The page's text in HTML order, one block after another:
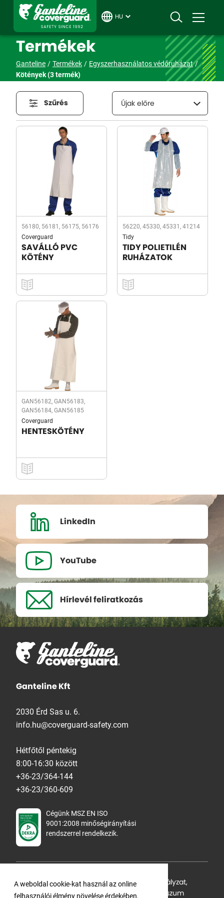
A weboldal cookie-kat használ az online
felhasználói élmény növelése érdekében.
HU
Termékek
Ganteline Termékek
Egyszerhasználatos védőruházat
Kötények(3 termék)
Szűrés Újak előre
56180, 56181, 56175, 56176
Coverguard
SAVÁLLÓ PVC
KÖTÉNY
56220, 45330, 45331, 41214
Tidy
TIDY POLIETILÉN
RUHÁZATOK
GAN56182, GAN56183,
GAN56184, GAN56185
Coverguard
HENTESKÖTÉNY
LinkedIn
YouTube
Hírlevél feliratkozás
Ganteline Kft
2030 Érd Sas u. 6.
info.hu@coverguard-safety.com
Hétfőtől péntekig
8:00-16:30 között
+36-23/364-144
+36-23/360-609
Cégünk MSZ EN ISO
9001:2008 minőségirányítási
rendszerrel rendelkezik.
Adatvédelmi tájékoztató,Cookie Szabályzat,
Felhasználási feltételek,ÁSZF Impresszum